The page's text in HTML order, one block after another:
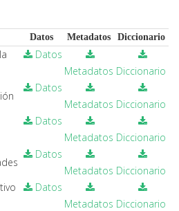
Datos Metadatos Diccionario
Datos
Metadatos Diccionario
Datos
Metadatos Diccionario
Datos
Metadatos Diccionario
Datos
Metadatos Diccionario
Datos
Metadatos Diccionario